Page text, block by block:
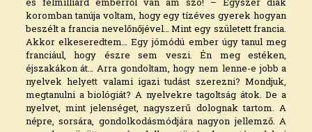
koromban tanúja voltam, hogy egy tízéves gyerek hogyan
beszélt a francia nevelőnőjével… Mint egy született francia.
Akkor elkeseredtem… Egy jómódú ember úgy tanul meg
franciául, hogy észre sem veszi. Én meg estéken,
éjszakákon át… Arra gondoltam, hogy nem lenne-e jobb a
nyelvek helyett valami igazi tudást szerezni? Mondjuk,
megtanulni a biológiát? A nyelvekre tagoltság átok. De a
nyelvet, mint jelenséget, nagyszerű dolognak tartom. A
népre, sorsára, gondolkodásmódjára nagyon jellemző. A